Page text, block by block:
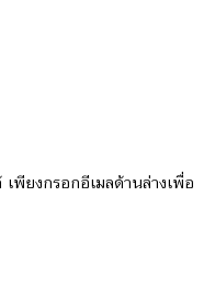
ยงกรอกอีเมลด้านล่างเพื่อ